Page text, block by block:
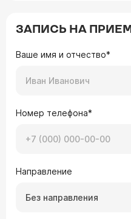
ЗАПИСЬ НА ПРИЕМ
Ваше имя и отчество*
Номер телефона*
Направление
Без направления